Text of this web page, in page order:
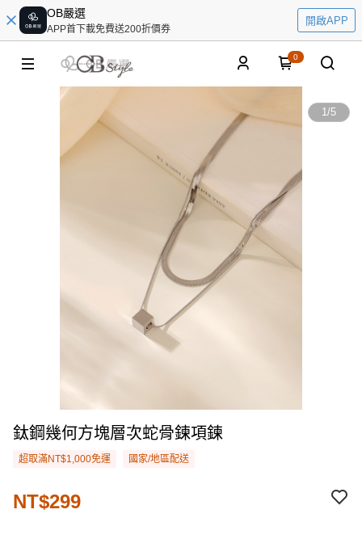
OB嚴選
APP首下載免費送200折價券
開啟APP
0
1/5
鈦鋼幾何方塊層次蛇骨鍊項鍊
超取滿NT$1,000免運 國家/地區配送
NT$299